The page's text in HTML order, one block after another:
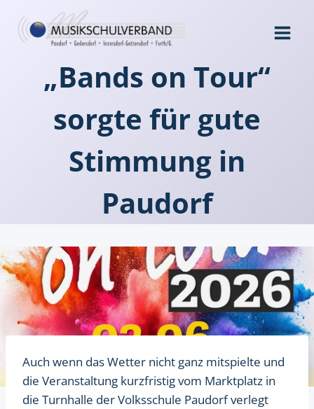
Inhalt
springen
„Bands on Tour“
sorgte für gute
Stimmung in
Paudorf
Auch wenn das Wetter nicht ganz mitspielte und
die Veranstaltung kurzfristig vom Marktplatz in
die Turnhalle der Volksschule Paudorf verlegt